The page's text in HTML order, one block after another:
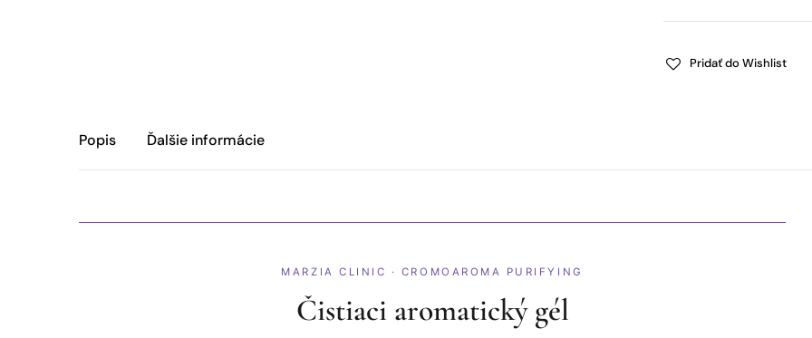
quantity
Pridať do Wishlist
Popis Ďalšie informácie
MARZIA CLINIC · CROMOAROMA PURIFYING
Čistiaci aromatický gél